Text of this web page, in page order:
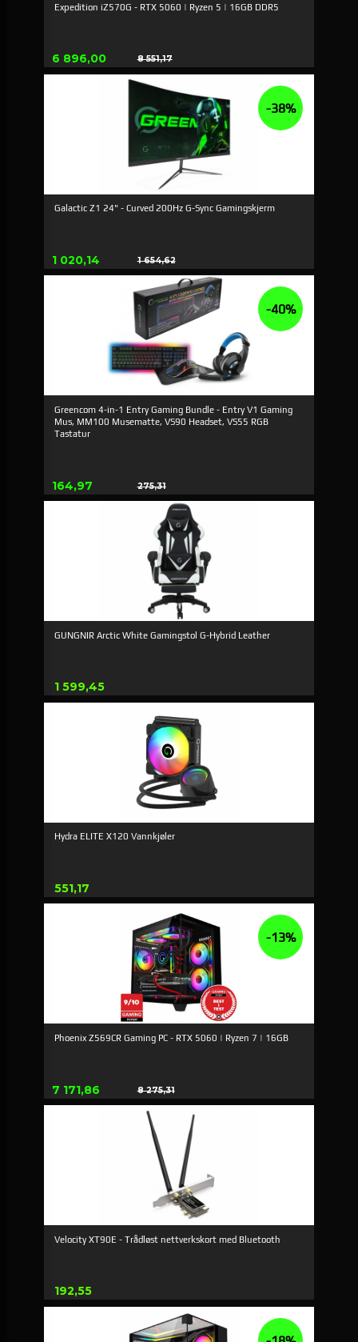
Expedition iZ570G - RTX 5060 | Ryzen 5 | 16GB DDR5
Tilbud
6 896,00 8 551,17
Rabat
Galactic Z1 24" - Curved 200Hz G-Sync Gamingskjerm
Tilbud
1 020,14 1 654,62
Rabat
-38%
Greencom 4-in-1 Entry Gaming Bundle - Entry V1 Gaming
Mus, MM100 Musematte, VS90 Headset, VS55 RGB
Tastatur
Tilbud
164,97 275,31
Rabat
-40%
GUNGNIR Arctic White Gamingstol G-Hybrid Leather
Pris
1 599,45
Hydra ELITE X120 Vannkjøler
Pris
551,17
Phoenix Z569CR Gaming PC - RTX 5060 | Ryzen 7 | 16GB
Tilbud
7 171,86 8 275,31
Rabat
-13%
Velocity XT90E - Trådløst nettverkskort med Bluetooth
Pris
192,55